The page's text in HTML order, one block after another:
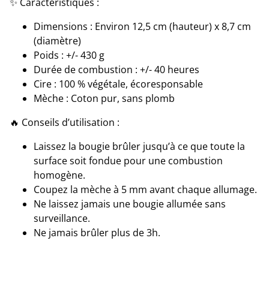
Dimensions : Environ 12,5 cm (hauteur) x 8,7 cm
(diamètre)
Poids : +/- 430 g
Durée de combustion : +/- 40 heures
Cire : 100 % végétale, écoresponsable
Mèche : Coton pur, sans plomb
🔥 Conseils d’utilisation :
Laissez la bougie brûler jusqu’à ce que toute la
surface soit fondue pour une combustion
homogène.
Coupez la mèche à 5 mm avant chaque allumage.
Ne laissez jamais une bougie allumée sans
surveillance.
Ne jamais brûler plus de 3h.